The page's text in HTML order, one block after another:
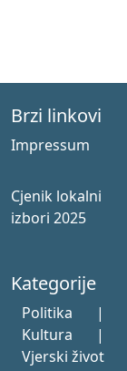
Brzi linkovi
Impressum
Cjenik lokalni
izbori 2025
Kategorije
Politika |
Kultura
|
Vjerski život